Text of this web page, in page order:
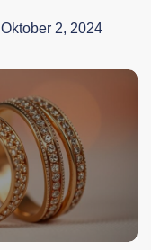
Oktober 2, 2024